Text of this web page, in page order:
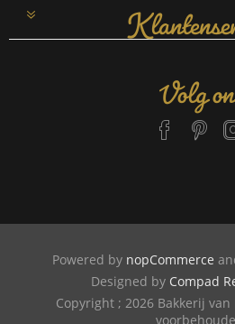
Volg
Powered by nopCommerce
Designed by Compad
Copyright ; 2026 Bakkerij